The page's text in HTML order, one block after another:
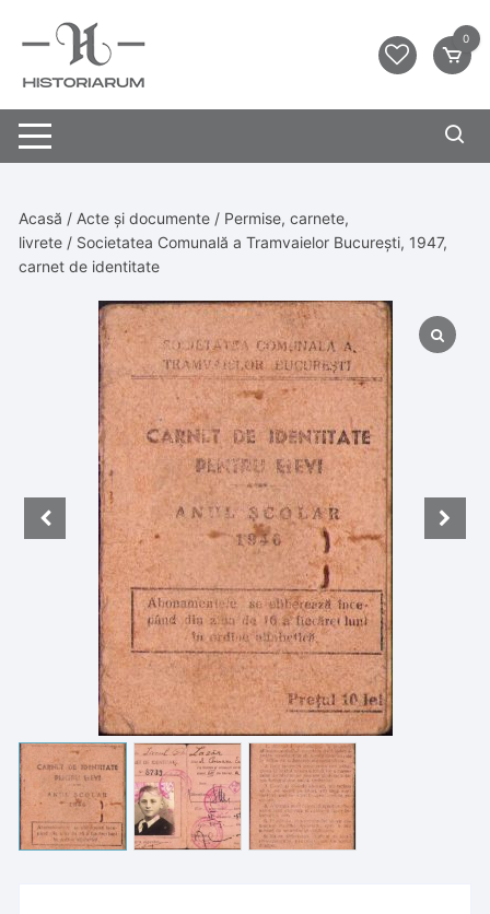
0
Acasă / Acte și documente / Permise, carnete,
livrete / Societatea Comunală a Tramvaielor București, 1947,
carnet de identitate